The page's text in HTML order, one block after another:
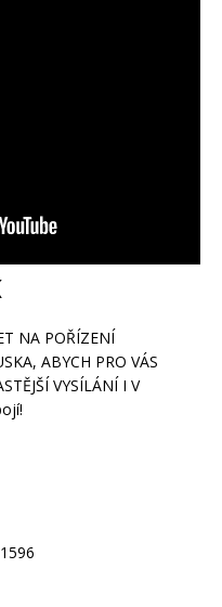
NA POŘÍZENÍ
ABYCH PRO VÁS
VYSÍLÁNÍ I V